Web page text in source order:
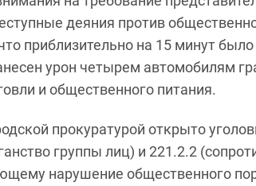
деяния против
приблизительно на 15 минут
урон четырем автомобилям
и общественного питания.
прокуратурой открыто
группы лиц) и 221.2.2
нарушение общественного